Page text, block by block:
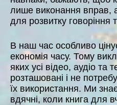
лише виконання вправ,
для розвитку говоріння
В наш час особливо
економія часу. Тому
яких усі відео, аудіо та
розташовані і не
їх використання. Ми
вдячні, коли книга для